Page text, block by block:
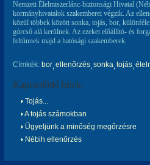
Nemzeti Élelmiszerlánc-biztonsági Hivatal
kormányhivatalok szakemberei végzik. Az
közül többek között sonka, tojás, bor,
górcső alá kerülnek. Az ezeket előállító- és
feltűnnek majd a hatósági szakemberek.
Címkék: bor ellenőrzés sonka tojás
Kapcsolódó hírek:
Tojás...
A tojás számokban
Ügyeljünk a minőség megőrzésre
Nébih ellenőrzés